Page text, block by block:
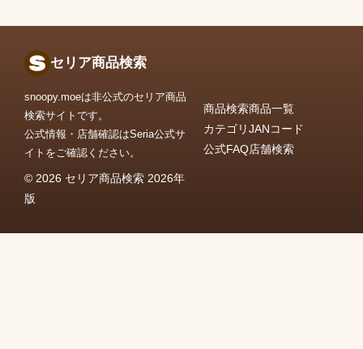
セリア商品検索
snoopy.moeは非公式のセリア商品
検索サイトです。
公式情報・店舗確認はSeria公式サ
イトをご確認ください。
© 2026 セリア商品検索 2026年
版
商品検索商品一覧
カテゴリJANコード
公式FAQ店舗検索